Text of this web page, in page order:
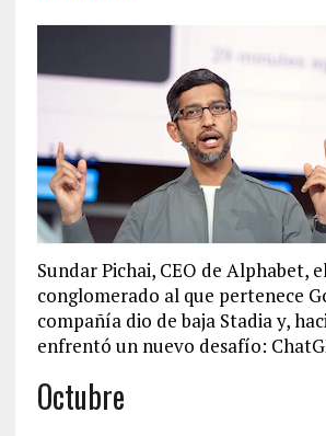
Sundar Pichai, CEO de Alphabet, el
conglomerado al que pertenece
compañía dio de baja Stadia y,
enfrentó un nuevo desafío:
Octubre